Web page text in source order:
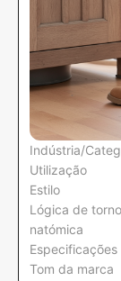
Indústria/
Utilização
Estilo
Lógica de
natómica
Especificações
Tom da marca